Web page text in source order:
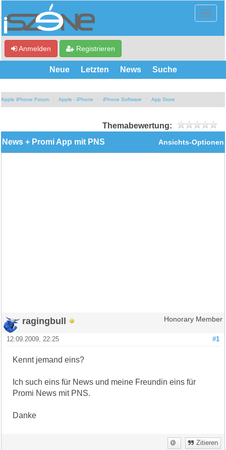
Anmelden Registrieren
Neue Letzten News Suche
Apple iPhone Forum Apple - iPhone iPhone Software App Store
Themabewertung:
Ansichts-Optionen
News + Promi App mit PNS
ragingbull Honorary Member
#1
12.09.2009, 22:25
Kennt jemand eins?
Ich such eins für News und meine Freundin eins für
Promi News mit PNS.
Danke
Zitieren